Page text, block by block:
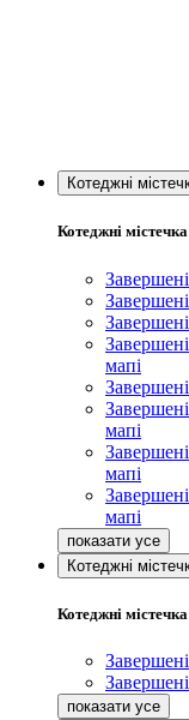
Котеджні
Котеджні
мапі
мапі
мапі
мапі
Котеджні
Котеджні